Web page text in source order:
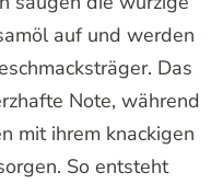
auf und werden
Das
Note, während
mit ihrem knackigen
So entsteht